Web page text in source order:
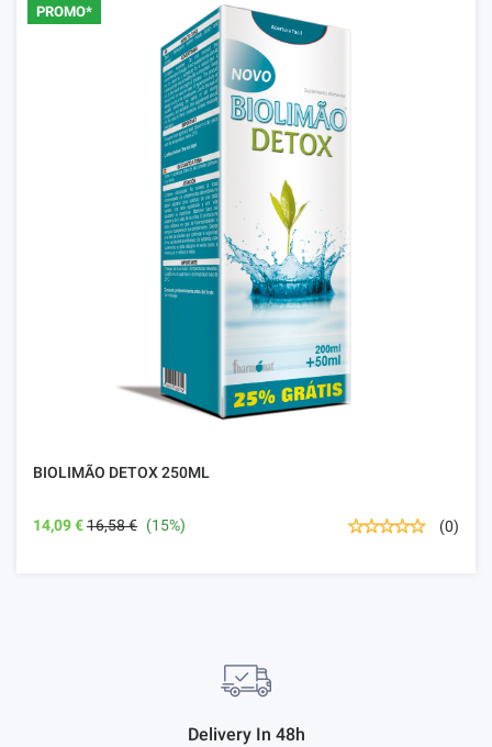
PROMO*
BIOLIMÃO DETOX 250ML
14,09 €16,58 € (15%) (0)
Delivery In 48h